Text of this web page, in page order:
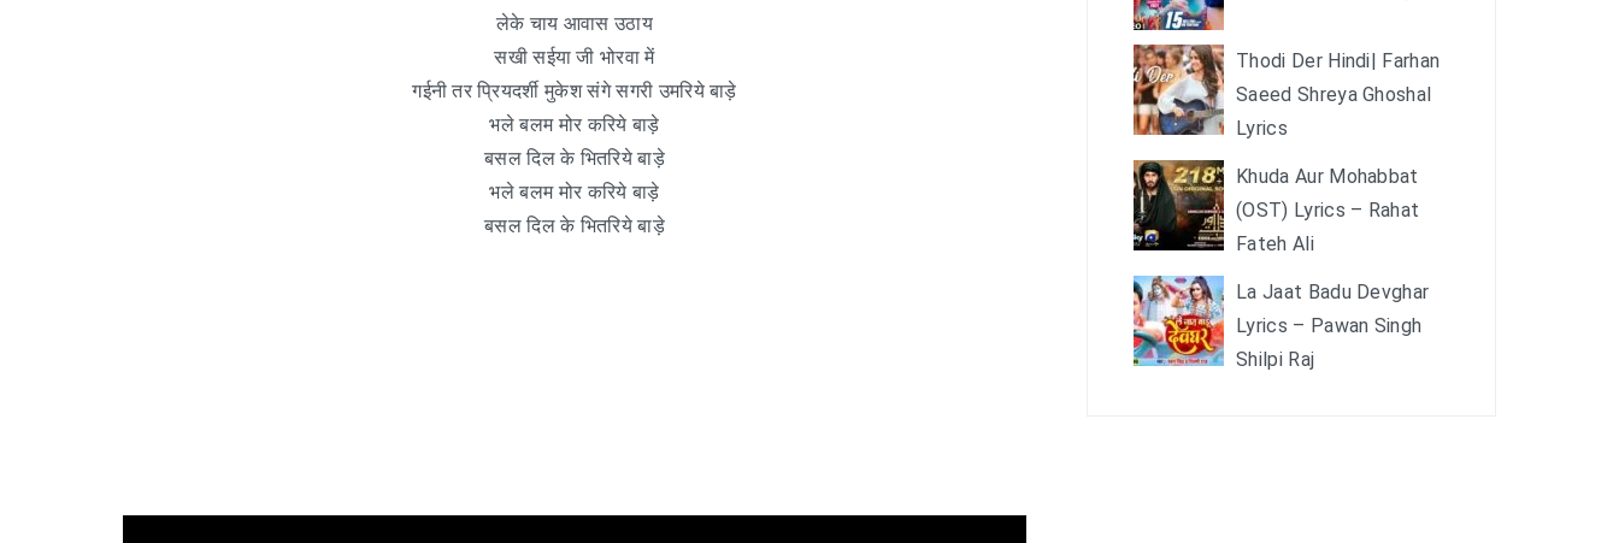
लेके चाय आवास उठाय
सखी सईया जी भोरवा में
गईनी तर प्रियदर्शी मुकेश संगे सगरी उमरिये बाड़े
भले बलम मोर करिये बाड़े
बसल दिल के भितरिये बाड़े
भले बलम मोर करिये बाड़े
बसल दिल के भितरिये बाड़े
Thodi Der Hindi| Farhan
Saeed Shreya Ghoshal
Lyrics
Khuda Aur Mohabbat
(OST) Lyrics – Rahat
Fateh Ali
La Jaat Badu Devghar
Lyrics – Pawan Singh
Shilpi Raj